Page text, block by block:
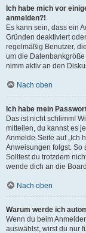
Ich habe mich vor
anmelden?!
Es kann sein, dass ein
Gründen deaktiviert
regelmäßig Benutzer,
um die
nimm aktiv an den
Nach oben
Ich habe mein
Das ist nicht schlimm!
mitteilen, du kannst es
Anmelde-Seite auf „Ich
Anweisungen folgst. So
Solltest du trotzdem
wende dich an die
Nach oben
Warum werde ich
Wenn du beim
auswählst, wirst du nur